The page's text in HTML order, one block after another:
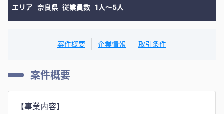
エリア 奈良県 従業員数 1人〜5人
案件概要 企業情報 取引条件
案件概要
【事業内容】